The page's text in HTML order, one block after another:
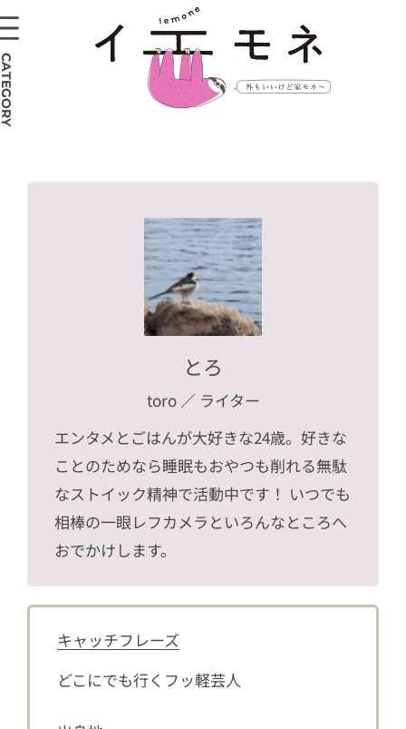
とろ
toro ／ ライター
エンタメとごはんが大好きな24歳。好きな
ことのためなら睡眠もおやつも削れる無駄
なストイック精神で活動中です！ いつでも
相棒の一眼レフカメラといろんなところへ
おでかけします。
キャッチフレーズ
どこにでも行くフッ軽芸人